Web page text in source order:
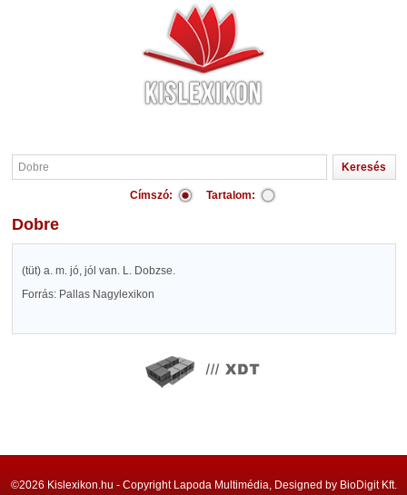
Címszó: Tartalom:
Dobre
(tüt) a. m. jó, jól van. L. Dobzse.
Forrás: Pallas Nagylexikon
©2026 Kislexikon.hu - Copyright Lapoda Multimédia, Designed by BioDigit Kft.